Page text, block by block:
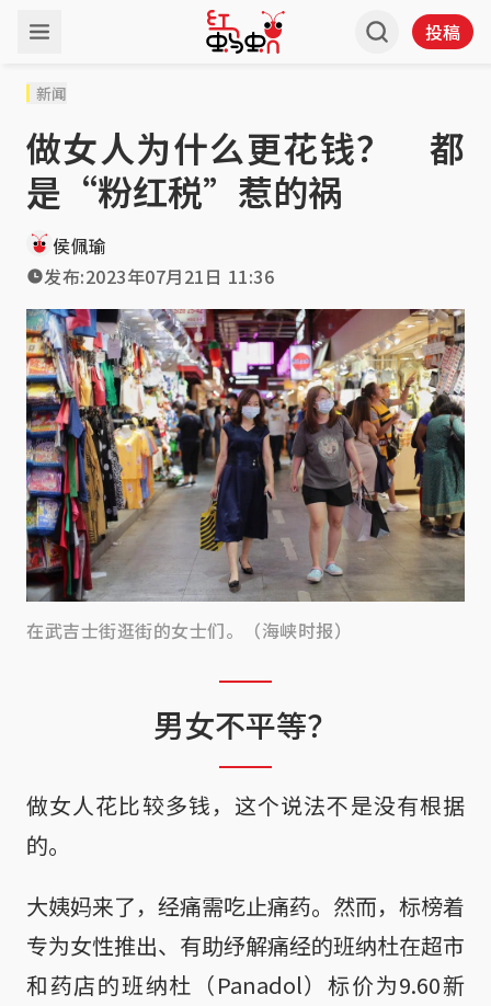
投稿
新闻
做女人为什么更花钱？ 都
是“粉红税”惹的祸
侯佩瑜
发布:2023年07月21日 11:36
在武吉士街逛街的女士们。（海峡时报）
男女不平等？
做女人花比较多钱，这个说法不是没有根据
的。
大姨妈来了，经痛需吃止痛药。然而，标榜着
专为女性推出、有助纾解痛经的班纳杜在超市
和药店的班纳杜（Panadol）标价为9.60新